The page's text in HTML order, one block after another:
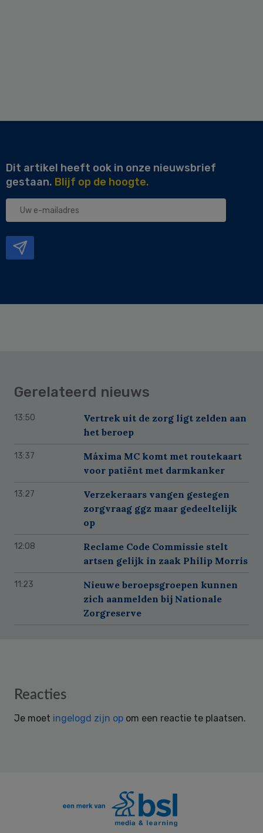
Dit artikel heeft ook in onze nieuwsbrief
gestaan. Blijf op de hoogte.
Uw
Gerelateerd nieuws
13:50
Vertrek uit de zorg ligt zelden aan
het beroep
13:37
Máxima MC komt met routekaart
voor patiënt met darmkanker
13:27
Verzekeraars vangen gestegen
zorgvraag ggz maar gedeeltelijk
op
12:08
Reclame Code Commissie stelt
artsen gelijk in zaak Philip Morris
11:23
Nieuwe beroepsgroepen kunnen
zich aanmelden bij Nationale
Zorgreserve
Reader
Reacties
Je moet ingelogd zijn op om een reactie te plaatsen.